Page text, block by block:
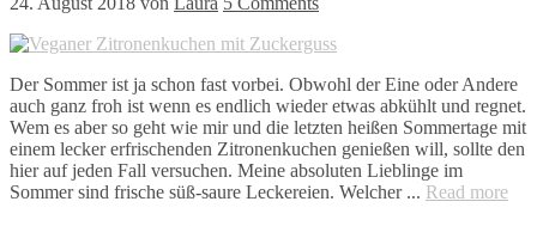
Der Sommer ist ja schon fast vorbei. Obwohl der Eine oder Andere
auch ganz froh ist wenn es endlich wieder etwas abkühlt und regnet.
Wem es aber so geht wie mir und die letzten heißen Sommertage mit
einem lecker erfrischenden Zitronenkuchen genießen will, sollte den
hier auf jeden Fall versuchen. Meine absoluten Lieblinge im
Sommer sind frische süß-saure Leckereien. Welcher ... Read more